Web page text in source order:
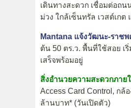
เดินทางสะดวก เชื่อมต่อถ
ม่วง ใกล้เซ็นทรัล เวสต์เกต
Mantana แจ้งวัฒนะ-ราชพ
ต้น 50 ตร.ว. พื้นที่ใช้สอย เ
เสร็จพร้อมอยู่
สิ่งอำนวยความสะดวกภาย
Access Card Control, กล้
ล้านบาท* (วันเปิดตัว)